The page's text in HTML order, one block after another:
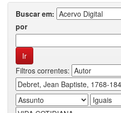
Buscar em:
por
Filtros correntes: